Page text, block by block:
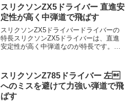
弾道の低スピンで飛ばせるドライバーで
すが、ヘッドスピ...
スリクソンZX5ドライバー 直進安
定性が高く中弾道で飛ばす
スリクソンZX5ドライバードライバーの
特長スリクソンZX5ドライバーは、直進
安定性が高く中弾道なのが特長です。ヘ
で、スクエアに構えやすいのが特長で
す。アスリート向けの...
スリクソンZ785ドライバー 左
へのミスを避けて力強い弾道で飛
ばす